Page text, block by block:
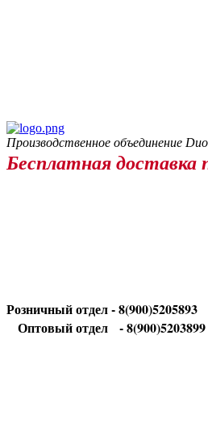
Производственное объединение
Бесплатная доставка
Розничный отдел - 8(900)5205893
Оптовый отдел - 8(900)5203899